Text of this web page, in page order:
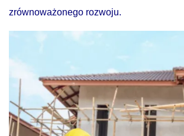
zrównoważonego rozwoju.